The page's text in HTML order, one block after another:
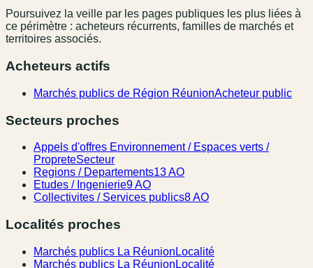
Poursuivez la veille par les pages publiques les plus liées à
ce périmètre : acheteurs récurrents, familles de marchés et
territoires associés.
Acheteurs actifs
Marchés publics de Région RéunionAcheteur public
Secteurs proches
Appels d'offres Environnement / Espaces verts /
PropreteSecteur
Regions / Departements13 AO
Etudes / Ingenierie9 AO
Collectivites / Services publics8 AO
Localités proches
Marchés publics La Réunion Localité
Marchés publics La Réunion Localité